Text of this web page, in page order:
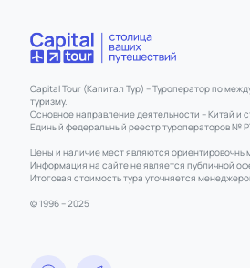
Capital Tour (Капитал Тур) – Туроператор по
туризму.
Основное направление деятельности – Китай и
Единый федеральный реестр туроператоров №
Цены и наличие мест являются
Информация на сайте не является публичной
Итоговая стоимость тура уточняется
© 1996 – 2025